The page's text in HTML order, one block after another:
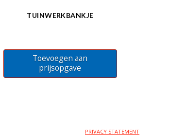
TUINWERKBANKJE
Toevoegen aan
prijsopgave
PRIVACY STATEMENT